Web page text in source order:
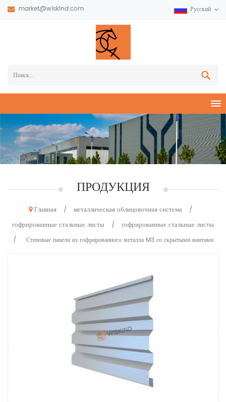
market@wiskind.com Русский
ПРОДУКЦИЯ
Главная / металлическая облицовочная система /
гофрированные стальные листы / гофрированные стальные листы
/ Стеновые панели из гофрированного металла M3 со скрытыми винтами